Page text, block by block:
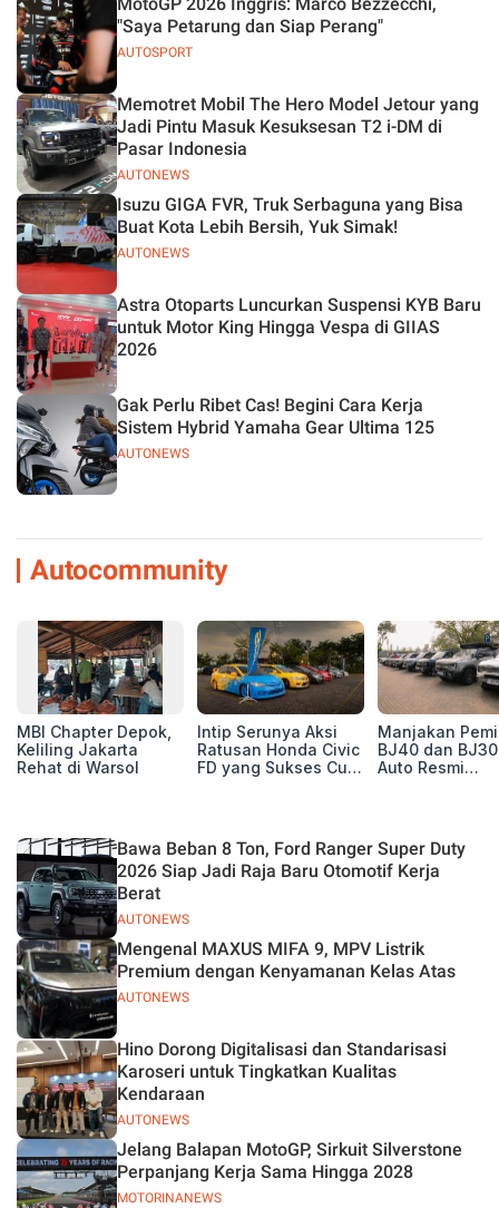
AUTOSPORT
"Saya Petarung dan Siap Perang"
AUTONEWS
Memotret Mobil The Hero Model Jetour yang
Jadi Pintu Masuk Kesuksesan T2 i-DM di
Pasar Indonesia
AUTONEWS
Isuzu GIGA FVR, Truk Serbaguna yang Bisa
Buat Kota Lebih Bersih, Yuk Simak!
Astra Otoparts Luncurkan Suspensi KYB Baru
untuk Motor King Hingga Vespa di GIIAS
2026
AUTONEWS
Gak Perlu Ribet Cas! Begini Cara Kerja
Sistem Hybrid Yamaha Gear Ultima 125
Autocommunity
MBI Chapter Depok,
Keliling Jakarta
Rehat di Warsol
Intip Serunya Aksi
Ratusan Honda Civic
FD yang Sukses Curi
Manjakan
BJ40 dan
Auto Resmi
AUTONEWS
Bawa Beban 8 Ton, Ford Ranger Super Duty
2026 Siap Jadi Raja Baru Otomotif Kerja
Berat
AUTONEWS
Mengenal MAXUS MIFA 9, MPV Listrik
Premium dengan Kenyamanan Kelas Atas
AUTONEWS
Hino Dorong Digitalisasi dan Standarisasi
Karoseri untuk Tingkatkan Kualitas
Kendaraan
MOTORINANEWS
Jelang Balapan MotoGP, Sirkuit Silverstone
Perpanjang Kerja Sama Hingga 2028